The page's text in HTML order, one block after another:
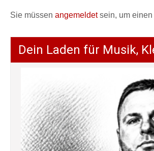
Sie müssen angemeldetsein, um einen
Dein Laden für Musik,